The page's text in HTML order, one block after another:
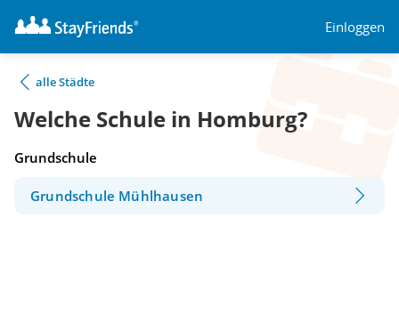
Einloggen
alle Städte
Welche Schule in Homburg?
Grundschule
Grundschule Mühlhausen